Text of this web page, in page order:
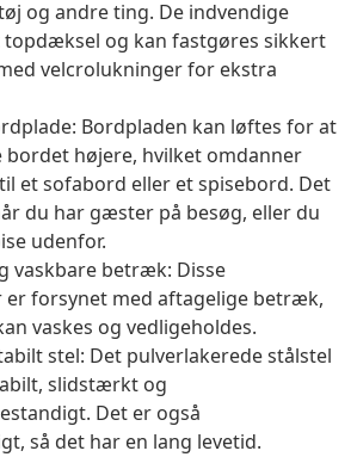
og andre ting. De indvendige
topdæksel og kan fastgøres sikkert
velcrolukninger for ekstra
Bordpladen kan løftes for at
bordet højere, hvilket omdanner
et sofabord eller et spisebord. Det
du har gæster på besøg, eller du
udenfor.
vaskbare betræk: Disse
forsynet med aftagelige betræk,
vaskes og vedligeholdes.
stel: Det pulverlakerede stålstel
slidstærkt og
Det er også
så det har en lang levetid.